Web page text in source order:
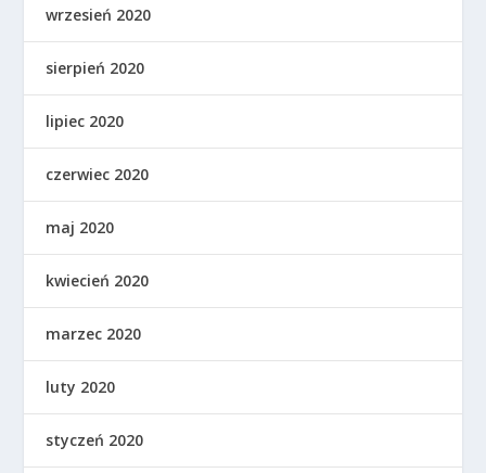
wrzesień 2020
sierpień 2020
lipiec 2020
czerwiec 2020
maj 2020
kwiecień 2020
marzec 2020
luty 2020
styczeń 2020